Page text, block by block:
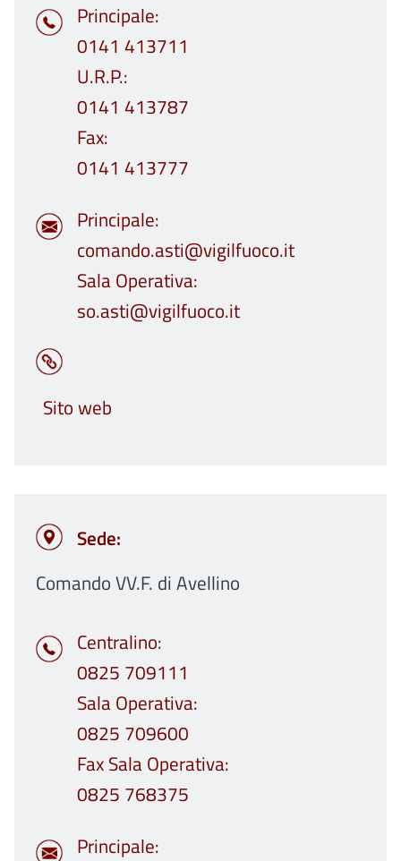
Principale
0141 413711
U.R.P.
0141 413787
Fax
0141 413777
Principale
comando.asti@vigilfuoco.it
Sala Operativa
so.asti@vigilfuoco.it
Sito web
Sede:
Comando VV.F. di Avellino
Centralino
0825 709111
Sala Operativa
0825 709600
Fax Sala Operativa
0825 768375
Principale